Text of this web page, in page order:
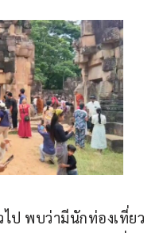
ป พบว่ามีนักท่องเที่ยว